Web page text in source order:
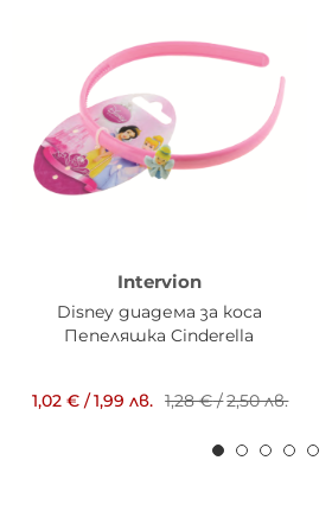
Intervion
Disney диадема за коса
Пепеляшка Cinderella
1,02 € /1,99 лв. 1,28 €/2,50 лв.